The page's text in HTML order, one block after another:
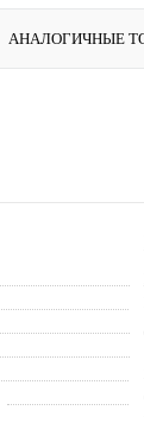
АНАЛОГИЧНЫЕ